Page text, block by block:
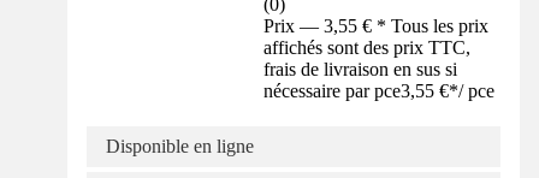
Prix — 3,55 € * Tous les prix
affichés sont des prix TTC,
frais de livraison en sus si
nécessaire par pce3,55 €*/ pce
Disponible en ligne